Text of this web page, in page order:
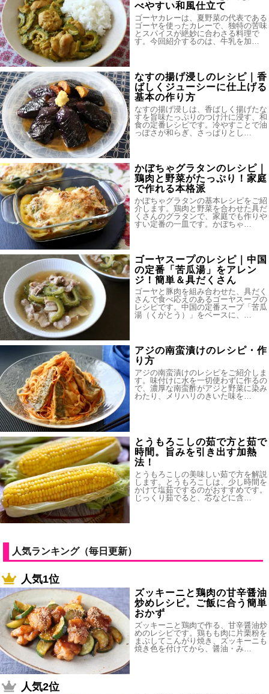
べやすい和風仕立て
ゴーヤカレーは、夏野菜の代表である
ゴーヤを使ったカレーで、独特の苦味
とスパイスが絶妙に合わさる料理で
す。今回紹介するのは、牛乳を加…
なすの揚げ浸しのレシピ｜香
ばしくジューシーに仕上げる
基本の作り方
なすの揚げ浸しは、香ばしく揚げたな
すを旨味たっぷりのつけ汁に浸す、和
食の定番レシピです。冷やすことで油
っぽさが和らぎ、さっぱりとし…
かぼちゃグラタンのレシピ｜
鶏肉と野菜がたっぷり！家庭
で作れる本格派
かぼちゃグラタンの基本レシピをご紹
介します。鶏肉と野菜を合わせた具だ
くさんのグラタンで、家庭でも作りや
すい定番の一皿です。かぼちゃ…
ゴーヤスープのレシピ｜中国
の定番「苦瓜湯」をアレン
ジ！簡単＆具だくさん
ゴーヤと豚肉を組み合わせた、具だく
さんで食べ応えのあるゴーヤスープの
レシピです。中国の定番スープ「苦瓜
湯（くがとう）」をベースに、…
アジの南蛮漬けのレシピ・作
り方
アジの南蛮漬けのレシピをご紹介しま
す。味付けに水を一切使わずに作るの
で、濃厚な南蛮酢がアジと野菜に染み
わたり、メリハリのきいた味を…
とうもろこしの茹で方と茹で
時間。旨みを引き出す加熱
法！
とうもろこしの美味しい茹で方を解説
します。とうもろこしは、少し時間を
かけて塩茹でするのがおすすめです。
じっくり茹でると、芯などに含…
人気ランキング（毎日更新）
人気1位
ズッキーニと鶏肉の甘辛醤油
炒めレシピ。ご飯に合う簡単
おかず
ズッキーニと鶏肉で作る、甘辛醤油炒
めのレシピです。鶏もも肉に片栗粉を
まぶしてこんがり焼き、ズッキーニも
焼き色を付けてから、醤油・み…
人気2位